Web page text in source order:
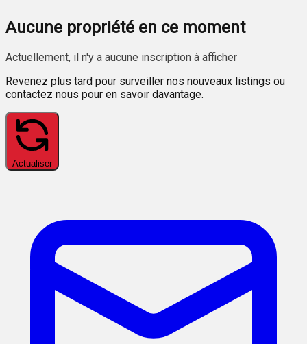
Aucune propriété en ce moment
Actuellement, il n'y a aucune inscription à afficher
Revenez plus tard pour surveiller nos nouveaux listings ou
contactez nous pour en savoir davantage.
Actualiser